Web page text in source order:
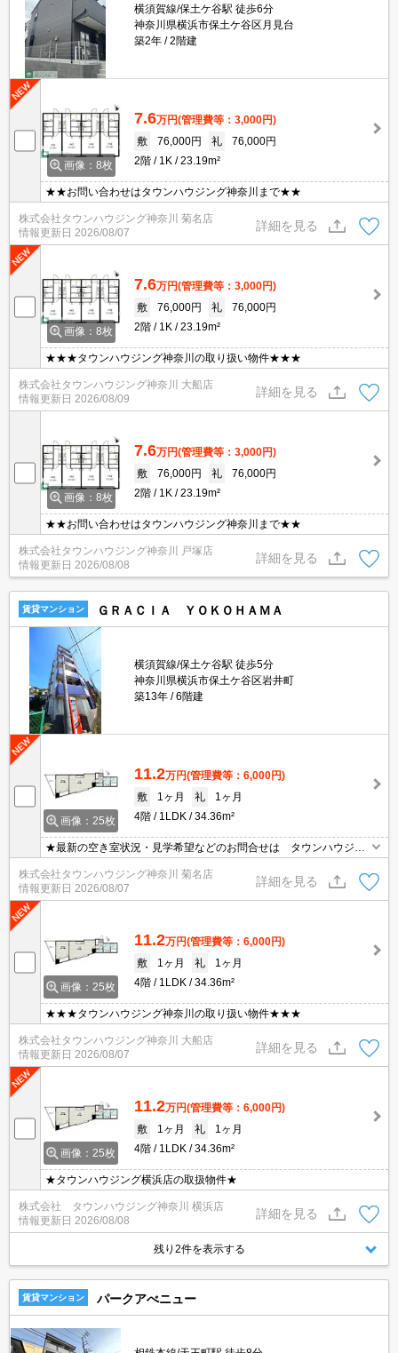
横須賀線/保土ケ谷駅 徒歩6分
神奈川県横浜市保土ケ谷区月見台
築2年
2階建
画像：8枚
7.6万円(管理費等：3,000円)
敷
76,000円 礼
76,000円
2階
1K 23.19m²
★★お問い合わせはタウンハウジング神奈川まで★★
株式会社タウンハウジング神奈川 菊名店
情報更新日 2026/08/07
詳細を見る
画像：8枚
7.6万円(管理費等：3,000円)
敷
76,000円 礼
76,000円
2階
1K 23.19m²
★★★タウンハウジング神奈川の取り扱い物件★★★
株式会社タウンハウジング神奈川 大船店
情報更新日 2026/08/09
詳細を見る
画像：8枚
7.6万円(管理費等：3,000円)
敷
76,000円 礼
76,000円
2階
1K 23.19m²
★★お問い合わせはタウンハウジング神奈川まで★★
株式会社タウンハウジング神奈川 戸塚店
情報更新日 2026/08/08
詳細を見る
賃貸マンション ＧＲＡＣＩＡ ＹＯＫＯＨＡＭＡ
横須賀線/保土ケ谷駅 徒歩5分
神奈川県横浜市保土ケ谷区岩井町
築13年
6階建
画像：25枚
11.2万円(管理費等：6,000円)
敷
1ヶ月 礼
1ヶ月
4階
1LDK 34.36m²
★最新の空き室状況・見学希望などのお問合せは タウンハウジン
株式会社タウンハウジング神奈川 菊名店
情報更新日 2026/08/07
詳細を見る
画像：25枚
11.2万円(管理費等：6,000円)
敷
1ヶ月 礼
1ヶ月
4階
1LDK 34.36m²
★★★タウンハウジング神奈川の取り扱い物件★★★
株式会社タウンハウジング神奈川 大船店
情報更新日 2026/08/07
詳細を見る
画像：25枚
11.2万円(管理費等：6,000円)
敷
1ヶ月 礼
1ヶ月
4階
1LDK 34.36m²
★タウンハウジング横浜店の取扱物件★
株式会社 タウンハウジング神奈川 横浜店
情報更新日 2026/08/08
詳細を見る
残り2件を表示する
賃貸マンション パークアべニュー